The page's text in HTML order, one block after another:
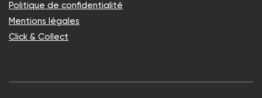
Politique de confidentialité
Mentions légales
Click & Collect